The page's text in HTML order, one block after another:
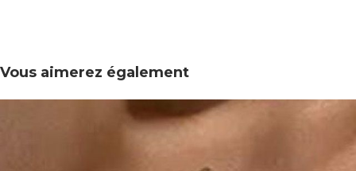
Vous aimerez également